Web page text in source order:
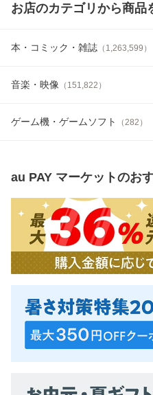
お店のカテゴリから商品
本・コミック・雑誌 （ 1,263,599 ）
音楽・映像 （ 151,822 ）
ゲーム機・ゲームソフト （282 ）
au PAY マーケットのお